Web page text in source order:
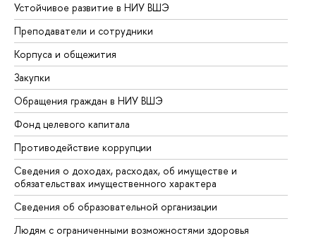
Устойчивое развитие в НИУ ВШЭ
Преподаватели и сотрудники
Корпуса и общежития
Закупки
Обращения граждан в НИУ ВШЭ
Фонд целевого капитала
Противодействие коррупции
Сведения о доходах, расходах, об имуществе и
обязательствах имущественного характера
Сведения об образовательной организации
Людям с ограниченными возможностями здоровья